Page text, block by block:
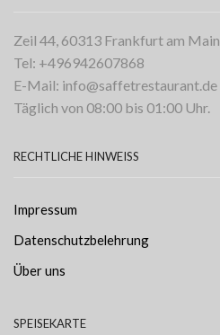
Zeil 44, 60313 Frankfurt am Main
Tel: +496942607868
E-Mail: info@saffetrestaurant.de
Täglich von 08:00 bis 01:00 Uhr.
RECHTLICHE HINWEISS
Impressum
Datenschutzbelehrung
Über uns
SPEISEKARTE